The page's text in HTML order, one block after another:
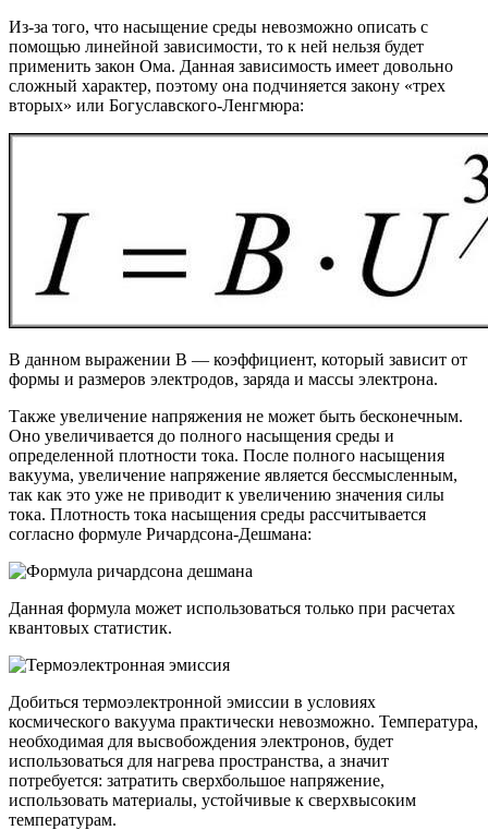
Из-за того, что насыщение среды невозможно описать с
помощью линейной зависимости, то к ней нельзя будет
применить закон Ома. Данная зависимость имеет довольно
сложный характер, поэтому она подчиняется закону «трех
вторых» или Богуславского-Ленгмюра:
В данном выражении В — коэффициент, который зависит от
формы и размеров электродов, заряда и массы электрона.
Также увеличение напряжения не может быть бесконечным.
Оно увеличивается до полного насыщения среды и
определенной плотности тока. После полного насыщения
вакуума, увеличение напряжение является бессмысленным,
так как это уже не приводит к увеличению значения силы
тока. Плотность тока насыщения среды рассчитывается
согласно формуле Ричардсона-Дешмана:
Данная формула может использоваться только при расчетах
квантовых статистик.
Добиться термоэлектронной эмиссии в условиях
космического вакуума практически невозможно. Температура,
необходимая для высвобождения электронов, будет
использоваться для нагрева пространства, а значит
потребуется: затратить сверхбольшое напряжение,
использовать материалы, устойчивые к сверхвысоким
температурам.